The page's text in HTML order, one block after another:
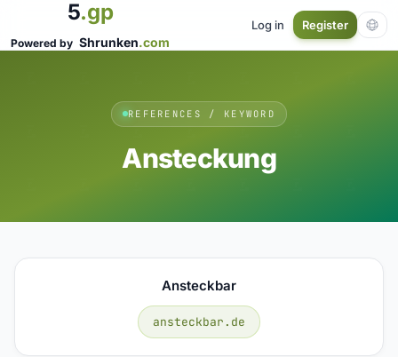
5.gp
Powered by Shrunken.com
Log in Register
REFERENCES / KEYWORD
Ansteckung
Ansteckbar
ansteckbar.de